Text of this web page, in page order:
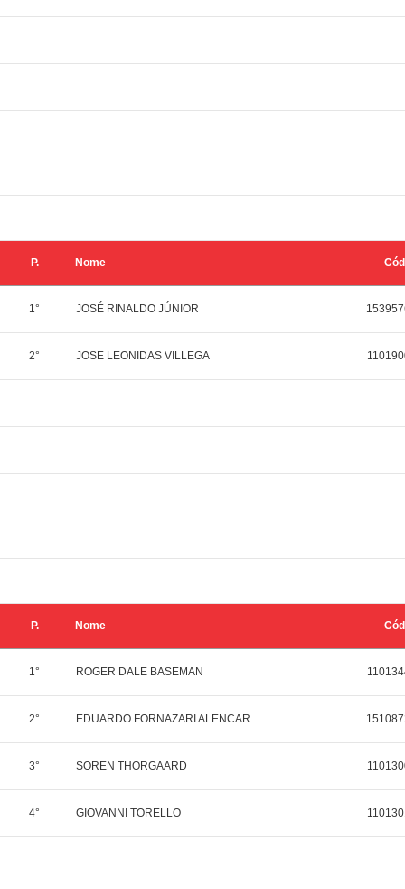
P. Nome Cód
1° JOSÉ RINALDO JÚNIOR
2° JOSE LEONIDAS VILLEGA
P. Nome Cód
1° ROGER DALE BASEMAN
2° EDUARDO FORNAZARI ALENCAR
3° SOREN THORGAARD
4° GIOVANNI TORELLO